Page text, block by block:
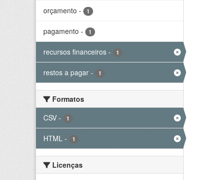
orçamento - 1
pagamento - 1
recursos financeiros - 1
restos a pagar - 1
Formatos
CSV - 1
HTML - 1
Licenças